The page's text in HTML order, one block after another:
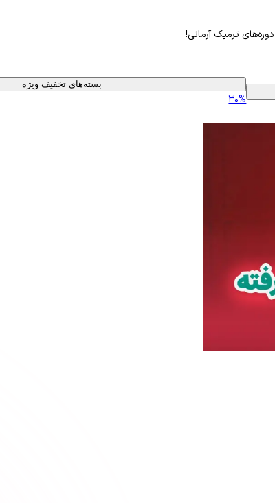
ترمیک آرمانی!
بسته‌های تخفیف ویژه
۳۰%